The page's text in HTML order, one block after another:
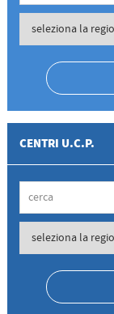
CENTRI U.C.P.